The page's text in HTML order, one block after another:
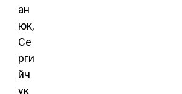
ан
юк,
Се
рги
йч
ук